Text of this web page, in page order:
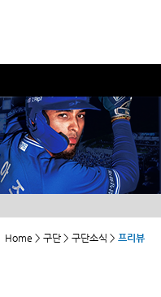
Home > 구단 > 구단소식 > 프리뷰